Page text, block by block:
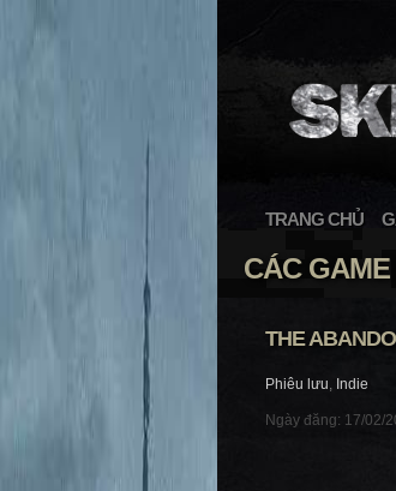
TRANG CHỦ
CÁC
THE
Phiêu lưu, Indie
Ngày đăng: 17/02/